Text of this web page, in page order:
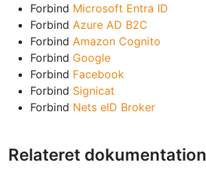
Forbind Microsoft Entra ID
Forbind Azure AD B2C
Forbind Amazon Cognito
Forbind Google
Forbind Facebook
Forbind Signicat
Forbind Nets eID Broker
Relateret dokumentation